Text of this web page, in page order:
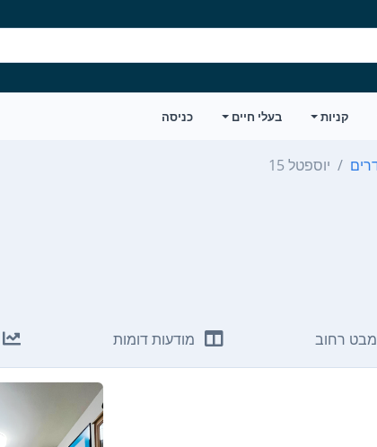
קניות בעלי חיים כניסה
יוספטל 15
מבט רחוב מודעות דומות